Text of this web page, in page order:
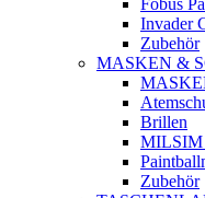
Fobus
Invader
Zubehör
MASKEN &
Brillen
MILSIM
Zubehör